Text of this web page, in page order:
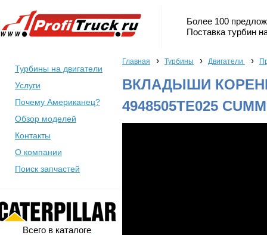
Более 100
Поставка турбин
Турбины на двигатели
Услуги
Почему Американец?
Обзор моделей
Контакты
О компании
Поиск запчастей
Всего в каталоге
Главная › Турбины › Двигатели ›
ВКЛАДЫШИ
4948505TE025